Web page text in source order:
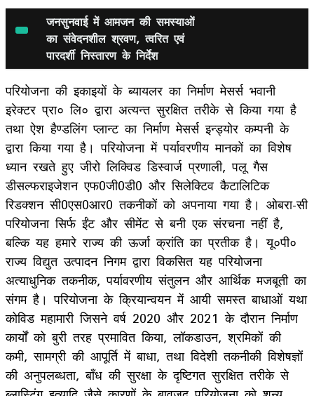
जनसुनवाई में आमजन की समस्याओं
का संवेदनशील श्रवण, त्वरित एवं
पारदर्शी निस्तारण के निर्देश
परियोजना की इकाइयों के ब्यायलर का निर्माण मेसर्स भवानी
इरेक्टर प्रा० लि० द्वारा अत्यन्त सुरक्षित तरीके से किया गया है
तथा ऐश हैण्डलिंग प्लान्ट का निर्माण मेसर्स इन्ड्योर कम्पनी के
द्वारा किया गया है। परियोजना में पर्यावरणीय मानकों का विशेष
ध्यान रखते हुए जीरो लिक्विड डिस्वार्ज प्रणाली, पलू गैस
डीसल्फराइजेशन एफ0जी0डी0 और सिलेक्टिव कैटालिटिक
रिडक्शन सी0एस0आर0 तकनीकों को अपनाया गया है। ओबरा-सी
परियोजना सिर्फ ईंट और सीमेंट से बनी एक संरचना नहीं है,
बल्कि यह हमारे राज्य की ऊर्जा क्रांति का प्रतीक है। यू०पी०
राज्य विद्युत उत्पादन निगम द्वारा विकसित यह परियोजना
अत्याधुनिक तकनीक, पर्यावरणीय संतुलन और आर्थिक मजबूती का
संगम है। परियोजना के क्रियान्वयन में आयी समस्त बाधाओं यथा
कोविड महामारी जिसने वर्ष 2020 और 2021 के दौरान निर्माण
कार्यों को बुरी तरह प्रमावित किया, लॉकडाउन, श्रमिकों की
कमी, सामग्री की आपूर्ति में बाधा, तथा विदेशी तकनीकी विशेषज्ञों
की अनुपलब्धता, बाँध की सुरक्षा के दृष्टिगत सुरक्षित तरीके से